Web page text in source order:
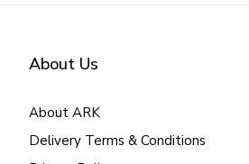
About Us
About ARK
Delivery Terms & Conditions